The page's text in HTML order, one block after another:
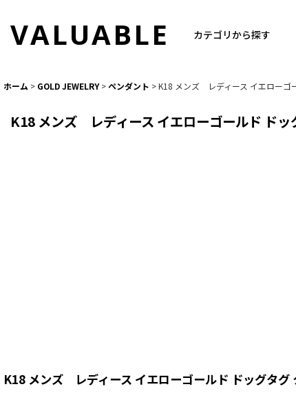
VALUABLE カテゴリから探す
ホーム > GOLD JEWELRY >ペンダント >K18 メンズ レディース イエロー
K18 メンズ レディース イエローゴールド
K18 メンズ レディース イエローゴールド ドッグ